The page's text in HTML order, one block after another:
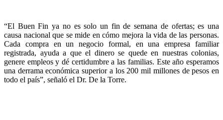
“El Buen Fin ya no es solo un fin de semana de ofertas; es una
causa nacional que se mide en cómo mejora la vida de las personas.
Cada compra en un negocio formal, en una empresa familiar
registrada, ayuda a que el dinero se quede en nuestras colonias,
genere empleos y dé certidumbre a las familias. Este año esperamos
una derrama económica superior a los 200 mil millones de pesos en
todo el país”, señaló el Dr. De la Torre.